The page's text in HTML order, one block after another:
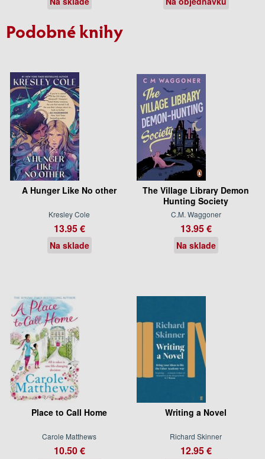
Podobné knihy
A Hunger Like No other
Kresley Cole
13.95 €
Na sklade
The Village Library Demon
Hunting Society
C.M. Waggoner
13.95 €
Na sklade
Place to Call Home
Carole Matthews
10.50 €
Writing a Novel
Richard Skinner
12.95 €